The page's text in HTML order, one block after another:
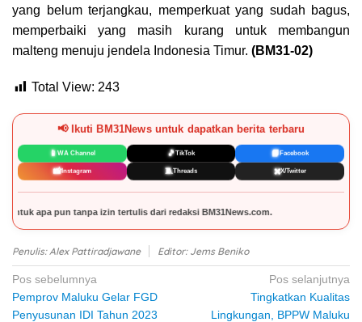
yang belum terjangkau, memperkuat yang sudah bagus,
memperbaiki yang masih kurang untuk membangun
malteng menuju jendela Indonesia Timur. (BM31-02)
Total View: 243
📢 Ikuti BM31News untuk dapatkan berita terbaru
📱WA Channel 🎵TikTok 📘Facebook
📸Instagram 🧵Threads ✖️X/Twitter
dari redaksi BM31News.com.
Penulis: Alex Pattiradjawane Editor: Jems Beniko
Navigasi
pos
Pos sebelumnya
Pemprov Maluku Gelar FGD
Penyusunan IDI Tahun 2023
Pos selanjutnya
Tingkatkan Kualitas
Lingkungan, BPPW Maluku